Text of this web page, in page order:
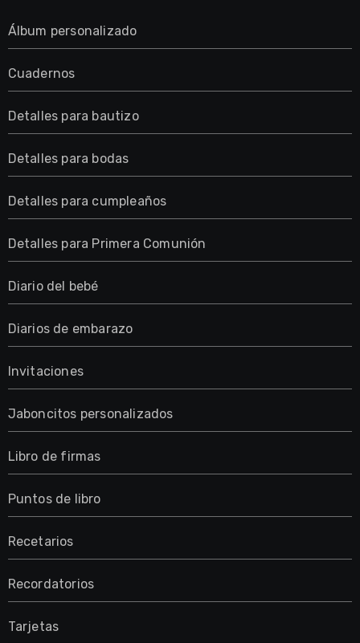
Álbum personalizado
Cuadernos
Detalles para bautizo
Detalles para bodas
Detalles para cumpleaños
Detalles para Primera Comunión
Diario del bebé
Diarios de embarazo
Invitaciones
Jaboncitos personalizados
Libro de firmas
Puntos de libro
Recetarios
Recordatorios
Tarjetas